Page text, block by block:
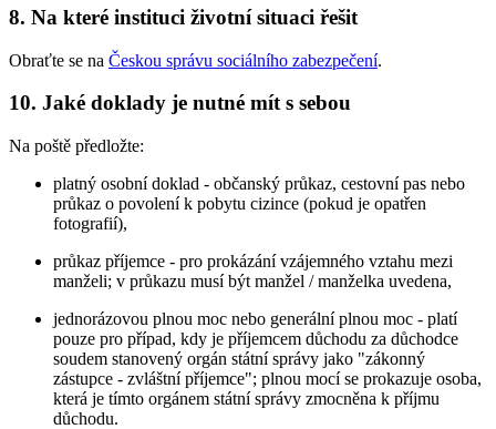
8. Na které instituci životní situaci řešit
Obraťte se na Českou správu sociálního zabezpečení.
10. Jaké doklady je nutné mít s sebou
Na poště předložte:
platný osobní doklad - občanský průkaz, cestovní pas nebo
průkaz o povolení k pobytu cizince (pokud je opatřen
fotografií),
průkaz příjemce - pro prokázání vzájemného vztahu mezi
manželi; v průkazu musí být manžel / manželka uvedena,
jednorázovou plnou moc nebo generální plnou moc - platí
pouze pro případ, kdy je příjemcem důchodu za důchodce
soudem stanovený orgán státní správy jako "zákonný
zástupce - zvláštní příjemce"; plnou mocí se prokazuje osoba,
která je tímto orgánem státní správy zmocněna k příjmu
důchodu.